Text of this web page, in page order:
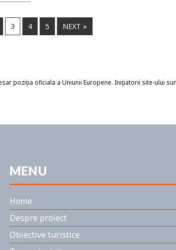
3 4 5 NEXT »
poziția oficiala a Uniunii Europene. Iniţiatorii site-ului
MENU
Home
Despre proiect
Obiective turistice